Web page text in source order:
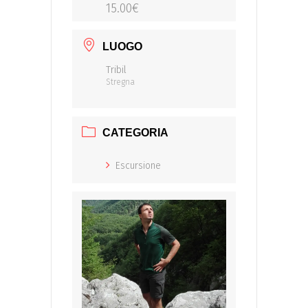
15.00€
LUOGO
Tribil
Stregna
CATEGORIA
Escursione